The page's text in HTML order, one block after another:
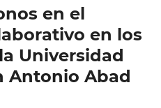
en el
en los
Universidad
Antonio Abad